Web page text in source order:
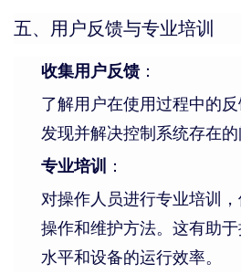
五、用户反馈与专业培训
收集用户反馈：
了解用户在使用过程中的
发现并解决控制系统存在的
专业培训
：
对操作人员进行专业培训
操作和维护方法。这有助
水平和设备的运行效率。